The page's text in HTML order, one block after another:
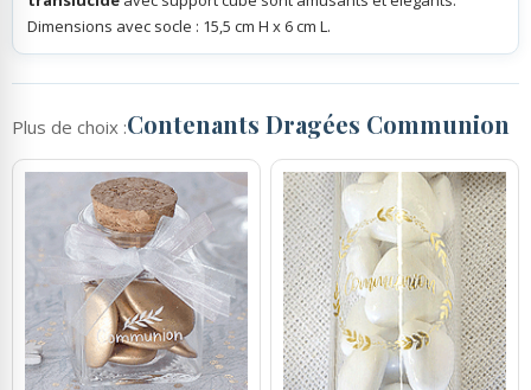
Dimensions avec socle : 15,5 cm H x 6 cm L.
Plus de choix :Contenants Dragées Communion